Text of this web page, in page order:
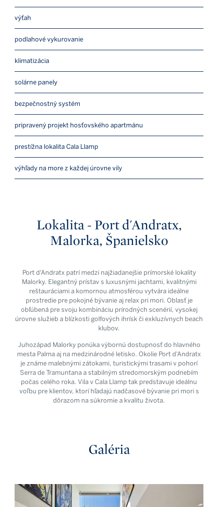
výťah
podlahové vykurovanie
klimatizácia
solárne panely
bezpečnostný systém
pripravený projekt hosťovského apartmánu
prestížna lokalita Cala Llamp
výhľady na more z každej úrovne vily
Lokalita - Port d'Andratx,
Malorka, Španielsko
Port d'Andratx patrí medzi najžiadanejšie prímorské lokality
Malorky. Elegantný prístav s luxusnými jachtami, kvalitnými
reštauráciami a komornou atmosférou vytvára ideálne
prostredie pre pokojné bývanie aj relax pri mori. Oblasť je
obľúbená pre svoju kombináciu prírodných scenérií, vysokej
úrovne služieb a blízkosti golfových ihrísk či exkluzívnych beach
klubov.
Juhozápad Malorky ponúka výbornú dostupnosť do hlavného
mesta Palma aj na medzinárodné letisko. Okolie Port d'Andratx
je známe malebnými zátokami, turistickými trasami v pohorí
Serra de Tramuntana a stabilným stredomorským podnebím
počas celého roka. Vila v Cala Llamp tak predstavuje ideálnu
voľbu pre klientov, ktorí hľadajú nadčasové bývanie pri mori s
dôrazom na súkromie a kvalitu života.
Galéria